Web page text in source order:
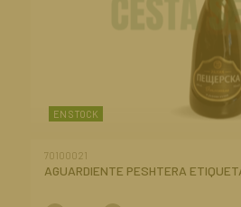
EN STOCK
70100021
AGUARDIENTE PESHTERA